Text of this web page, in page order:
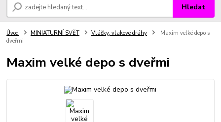
Hledat
Úvod MINIATURNÍ SVĚT Vláčky, vlakové dráhy
Maxim velké depo s
dveřmi
Maxim velké depo s dveřmi